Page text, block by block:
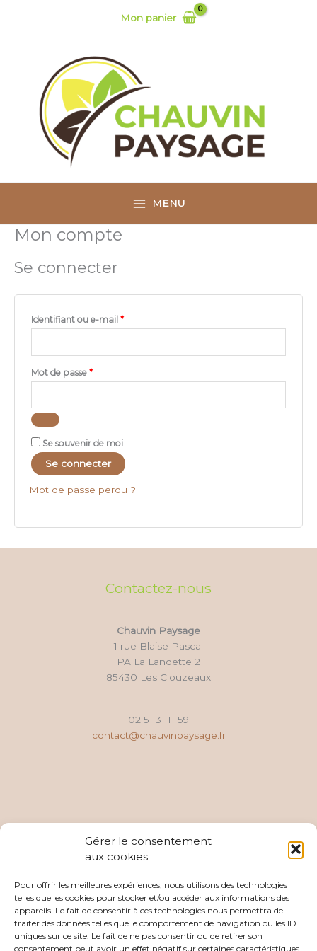
Gérer le consentement
aux cookies
Pour offrir les meilleures expériences, nous utilisons des technologies
telles que les cookies pour stocker et/ou accéder aux informations des
appareils. Le fait de consentir à ces technologies nous permettra de
traiter des données telles que le comportement de navigation ou les ID
uniques sur ce site. Le fait de ne pas consentir ou de retirer son
consentement peut avoir un effet négatif sur certaines caractéristiques
Mon panier
MENU
Mon compte
Se connecter
Identifiant ou e-mail *
Mot de passe *
Se souvenir de moi
Se connecter
Mot de passe perdu ?
Contactez-nous
Chauvin Paysage
1 rue Blaise Pascal
PA La Landette 2
85430 Les Clouzeaux
02 51 31 11 59
contact@chauvinpaysage.fr